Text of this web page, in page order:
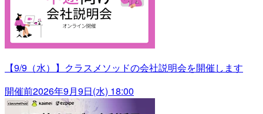
【9/9（水）】クラスメソッドの会社説明会を開催します
開催前2026年9月9日(水) 18:00